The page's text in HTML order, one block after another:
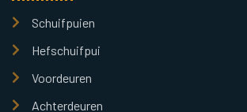
Schuifpuien
Hefschuifpui
Voordeuren
Achterdeuren